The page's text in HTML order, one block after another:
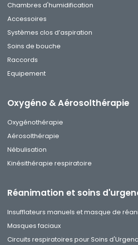
Chambres d'humidification
Accessoires
Systèmes clos d’aspiration
Soins de bouche
Raccords
Equipement
Oxygéno & Aérosolthérapie
Oxygénothérapie
Aérosolthérapie
Nébulisation
Kinésithérapie respiratoire
Réanimation et soins
Insufflateurs manuels et masque de
Masques faciaux
Circuits respiratoires pour Soins